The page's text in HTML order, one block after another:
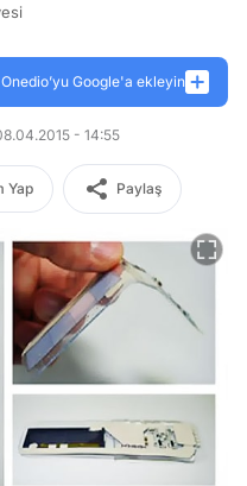
Onedio’yu Google'a ekleyin
- 14:55
Yap Paylaş